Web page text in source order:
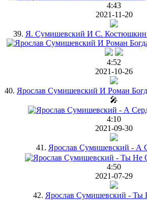
4:43
2021-11-20
39. Я. Сумишевский И С. Костюшкин
4:52
2021-10-26
40. Ярослав Сумишевский И Роман
🎤
4:10
2021-09-30
41. Ярослав Сумишевский - А
4:50
2021-07-29
42. Ярослав Сумишевский - Ты